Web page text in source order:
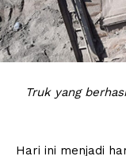
Truk yang
Hari ini menjadi